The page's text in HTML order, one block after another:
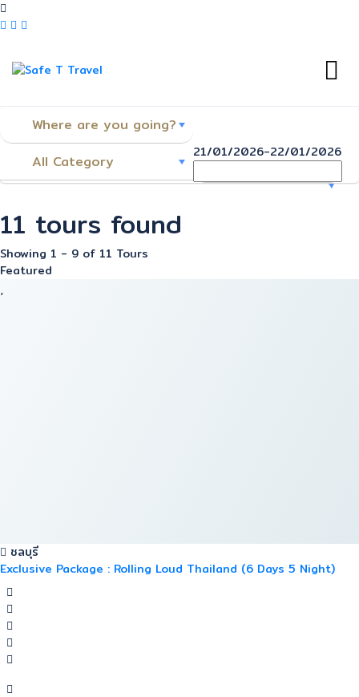
21/01/2026-22/01/2026
11 tours found
Showing 1 - 9 of 11 Tours
Featured
ชลบุรี
Exclusive Package : Rolling Loud Thailand (6 Days 5 Night)